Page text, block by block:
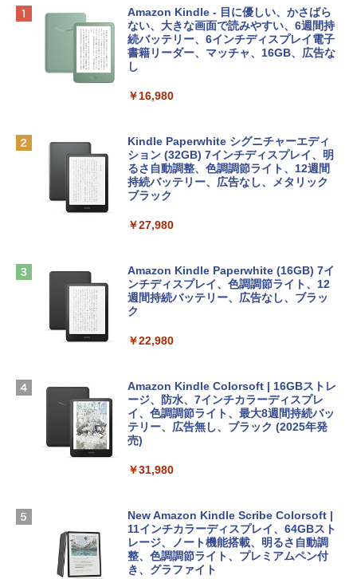
Apple 2026 MacBook Neo A18 Proチッ
プ搭載13インチノートブック：AIとAppl
e Intelligenceのために設計、Liquid Ret
inaディスプレイ、8GBユニファイドメモ
リ、256GB SSDストレージ、1080p Fac
tomtoc 360°保護 15.6 16インチ パソコ
ンケース Dell NEC Lavie ASUS HP dyna
book Lenovo対応
13インチノートブック：AIとApple Intell
igence、13.6インチLiquid Retinaディ
スプレイ、16GBユニファイドメモリ、1
TB SSDストレージ、12MPセンターフレ
D - ミッドナイト
【Amazon.co.jp限定】 HP ノートパソコ
ン 15-fd 15.6インチ 16GBメモリ 512GB
SSD インテル Core 5
￥129,800
FMV ノートパソコン WE1-K3 (MS 365 P
ersonal/Copilotキー搭載/Win 11/15.6型/
Core i5/16GB/SSD 512GB/ホワイト) FM
VWK3E15W_AZ
Robloxギフトカード - 800 Robux 【限
定バーチャルアイテムを含む】 【オンラ
インゲームコード】 ロブロックス | オン
ラインコード版
定バーチャルアイテムを含む】 【オンラ
インゲームコード】 ロブロックス |オン
ラインコード版
￥1,600
インゲームコード】 ロブロックス | オン
ラインコード版
￥3,200
ows11、10/mac対応|PC2台
￥39,582
ト): Java & Bedrock Edition | オンライ
￥3,600
生成AIパスポート公式テキスト 第４版
￥1,766
￥1,292
非エンジニア 初心者 素人 でも安心 使い
めのAIコーディング入門シリーズ
￥99
AIイラスト表現辞典: 思い通りの絵を引き
￥480
FM TOWNS ハイパー・カタログ: 本体ハ
ェクトリストと最新エミュレータ紹介
Amazon Kindle - 目に優しい、かさばら
ない、大きな画面で読みやすい、6週間持
続バッテリー、6インチディスプレイ電子
書籍リーダー、マッチャ、16GB、広告な
し
￥16,980
Kindle Paperwhite シグニチャーエディ
ション (32GB) 7インチディスプレイ、明
るさ自動調整、色調調節ライト、12週間
持続バッテリー、広告なし、メタリック
ブラック
￥27,980
Amazon Kindle Paperwhite (16GB) 7イ
ンチディスプレイ、色調調節ライト、12
週間持続バッテリー、広告なし、ブラッ
ク
￥22,980
Amazon Kindle Colorsoft | 16GBストレ
ージ、防水、7インチカラーディスプレ
イ、色調調節ライト、最大8週間持続バッ
テリー、広告無し、ブラック (2025年発
売)
￥31,980
New Amazon Kindle Scribe Colorsoft |
11インチカラーディスプレイ、64GBスト
レージ、ノート機能搭載、明るさ自動調
整、色調調節ライト、プレミアムペン付
き、グラファイト